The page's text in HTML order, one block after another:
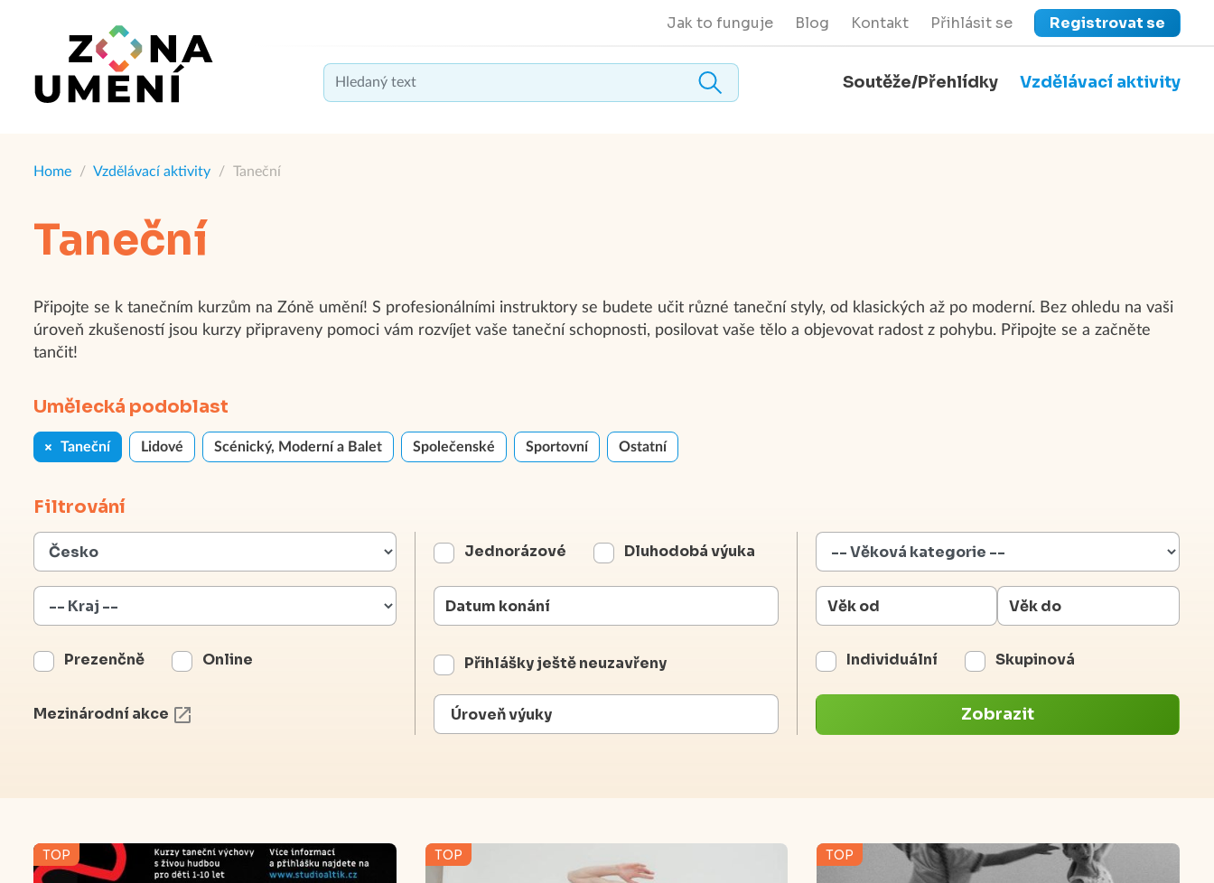
Jak to funguje Blog Kontakt Přihlásit se Registrovat se
Soutěže/Přehlídky Vzdělávací aktivity
Home / Vzdělávací aktivity / Taneční
Taneční
Připojte se k tanečním kurzům na Zóně umění! S profesionálními instruktory se budete učit různé taneční styly, od klasických až po moderní. Bez ohledu na vaši
úroveň zkušeností jsou kurzy připraveny pomoci vám rozvíjet vaše taneční schopnosti, posilovat vaše tělo a objevovat radost z pohybu. Připojte se a začněte
tančit!
Umělecká podoblast
Taneční Lidové Scénický, Moderní a Balet Společenské Sportovní Ostatní
Filtrování
Prezenčně Online
Mezinárodní akce
Jednorázové Dluhodobá výuka
Přihlášky ještě neuzavřeny Individuální Skupinová
Zobrazit
TOP TOP TOP